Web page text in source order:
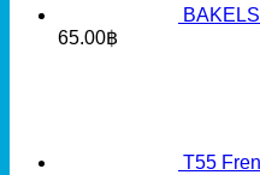
65.00฿
T55